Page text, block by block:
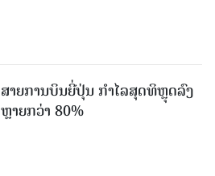
ສາຍການບິນຍີ່ປຸ່ນ ກຳໄລສຸດທິຫຼຸດລົງ
ຫຼາຍກວ່າ 80%